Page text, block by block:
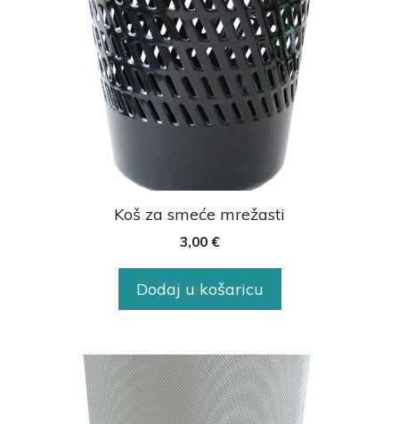
Koš za smeće mrežasti
3,00 €
Dodaj u košaricu